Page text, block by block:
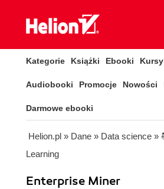
Kategorie Książki Ebooki
Audiobooki Promocje Nowości
Darmowe ebooki
Helion.pl » Dane » Data science »
Learning
Enterprise Miner